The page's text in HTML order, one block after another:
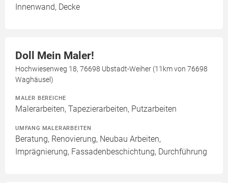
Innenwand, Decke
Doll Mein Maler!
Hochwiesenweg 18, 76698 Ubstadt-Weiher (11km von 76698
Waghäusel)
MALER BEREICHE
Malerarbeiten, Tapezierarbeiten, Putzarbeiten
UMFANG MALERARBEITEN
Beratung, Renovierung, Neubau Arbeiten,
Imprägnierung, Fassadenbeschichtung, Durchführung